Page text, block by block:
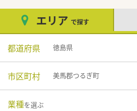
エリア で探す
都道府県 徳島県
市区町村 美馬郡つるぎ町
業種を選ぶ